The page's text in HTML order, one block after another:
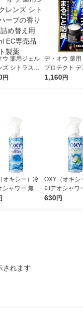
ウ 薬用ジェル
ズ シトラスハ
香り 特大 詰め
円
デ・オウ 薬用
プロテクト
ム 全身用 男
1,160円
オキシー）冷
シャワー 無香
1個 ロート
OXY（オキシ
却デオシャワ
ッシュアップ
630円
されます